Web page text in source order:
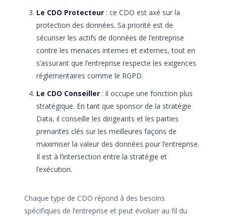
Le CDO Protecteur : ce CDO est axé sur la
protection des données. Sa priorité est de
sécuriser les actifs de données de l’entreprise
contre les menaces internes et externes, tout en
s’assurant que l’entreprise respecte les exigences
réglementaires comme le RGPD.
Le CDO Conseiller : il occupe une fonction plus
stratégique. En tant que sponsor de la stratégie
Data, il conseille les dirigeants et les parties
prenantes clés sur les meilleures façons de
maximiser la valeur des données pour l’entreprise.
Il est à l’intersection entre la stratégie et
l’exécution.
Chaque type de CDO répond à des besoins
spécifiques de l’entreprise et peut évoluer au fil du